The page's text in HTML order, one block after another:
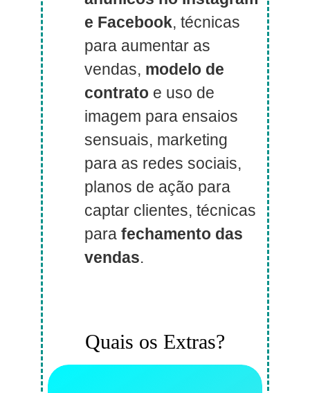
e Facebook, técnicas
para aumentar as
vendas, modelo de
contrato e uso de
imagem para ensaios
sensuais, marketing
para as redes sociais,
planos de ação para
captar clientes, técnicas
para fechamento das
vendas.
Quais os Extras?